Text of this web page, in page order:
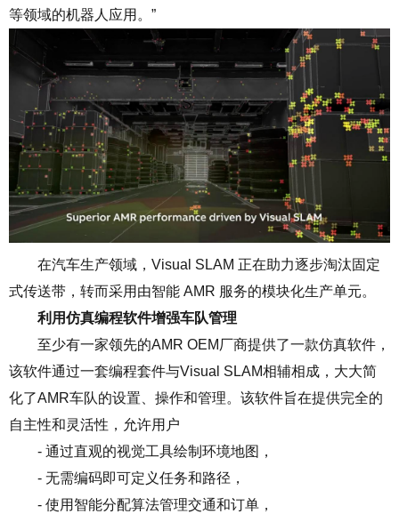
等领域的机器人应用。 ”
在汽车生产领域， Visual SLAM 正在助力逐步淘汰固定
式传送带，转而采用由智能 AMR 服务的模块化生产单元。
利用仿真编程软件增强车队管理
至少有一家领先的AMR OEM厂商提供了一款仿真软件，
该软件通过一套编程套件与Visual SLAM相辅相成，大大简
化了AMR车队的设置、操作和管理。该软件旨在提供完全的
自主性和灵活性，允许用户
- 通过直观的视觉工具绘制环境地图，
- 无需编码即可定义任务和路径，
- 使用智能分配算法管理交通和订单，